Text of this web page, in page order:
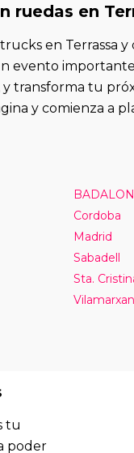
ruedas en
en Terrassa y
evento
transforma tu
y comienza a
Cordoba
Madrid
Sabadell
Sta.
tu
poder